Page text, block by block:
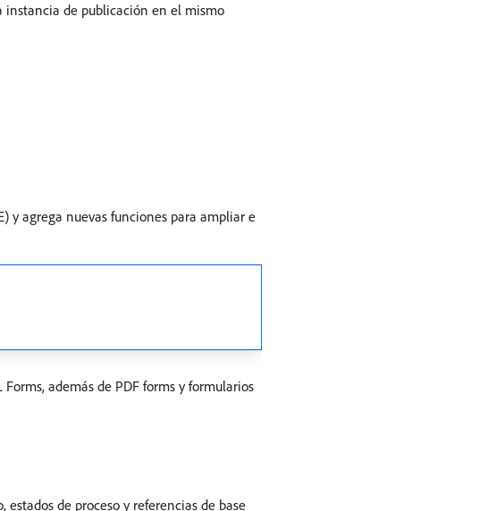
instancia de publicación en el mismo
y agrega nuevas funciones para ampliar e
además de PDF forms y formularios
de proceso y referencias de base